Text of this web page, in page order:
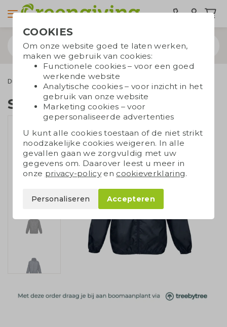
Duurzame kleding Jassen Sol's winddichte jas
Sol's winddichte jas
COOKIES
Om onze website goed te laten werken,
maken we gebruik van cookies:
Functionele cookies – voor een goed
werkende website
Analytische cookies – voor inzicht in het
gebruik van onze website
Marketing cookies – voor
gepersonaliseerde advertenties
U kunt alle cookies toestaan of de niet strikt
noodzakelijke cookies weigeren. In alle
gevallen gaan we zorgvuldig met uw
gegevens om. Daarover leest u meer in
onze privacy-policyen cookieverklaring.
Personaliseren Accepteren